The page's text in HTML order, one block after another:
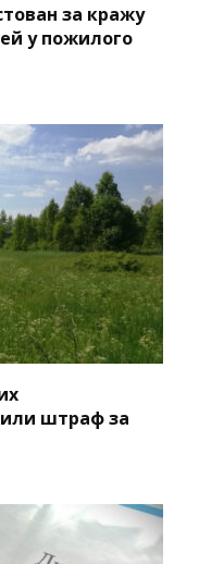
за кражу
у пожилого
штраф за